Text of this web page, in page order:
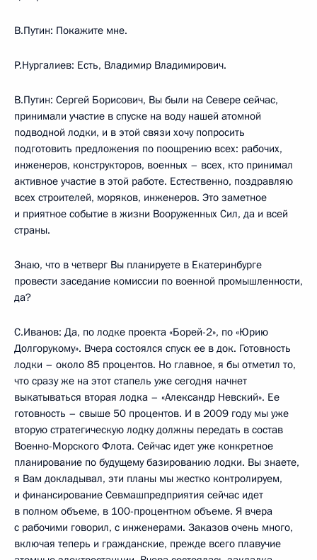
В.Путин: Покажите мне.
Р.Нургалиев: Есть, Владимир Владимирович.
В.Путин: Сергей Борисович, Вы были на Севере сейчас,
принимали участие в спуске на воду нашей атомной
подводной лодки, и в этой связи хочу попросить
подготовить предложения по поощрению всех: рабочих,
инженеров, конструкторов, военных – всех, кто принимал
активное участие в этой работе. Естественно, поздравляю
всех строителей, моряков, инженеров. Это заметное
и приятное событие в жизни Вооруженных Сил, да и всей
страны.
Знаю, что в четверг Вы планируете в Екатеринбурге
провести заседание комиссии по военной промышленности,
да?
С.Иванов: Да, по лодке проекта «Борей-2», по «Юрию
Долгорукому». Вчера состоялся спуск ее в док. Готовность
лодки – около 85 процентов. Но главное, я бы отметил то,
что сразу же на этот стапель уже сегодня начнет
выкатываться вторая лодка – «Александр Невский». Ее
готовность – свыше 50 процентов. И в 2009 году мы уже
вторую стратегическую лодку должны передать в состав
Военно-Морского Флота. Сейчас идет уже конкретное
планирование по будущему базированию лодки. Вы знаете,
я Вам докладывал, эти планы мы жестко контролируем,
и финансирование Севмашпредприятия сейчас идет
в полном объеме, в 100-процентном объеме. Я вчера
с рабочими говорил, с инженерами. Заказов очень много,
включая теперь и гражданские, прежде всего плавучие